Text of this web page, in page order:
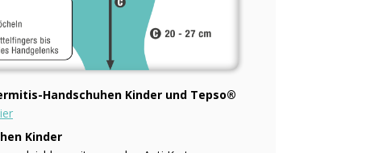
Handschuhen Kinder und Tepso®
Kinder